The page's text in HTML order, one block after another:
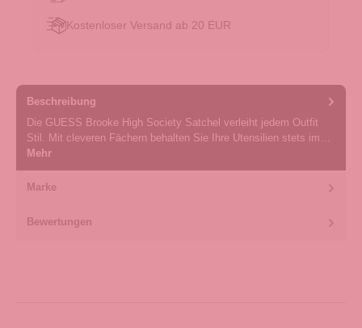
Kostenloser Versand ab 20 EUR
Beschreibung
Die GUESS Brooke High Society Satchel verleiht jedem Outfit
Stil. Mit cleveren Fächern behalten Sie Ihre Utensilien stets im…
Mehr
Marke
Bewertungen